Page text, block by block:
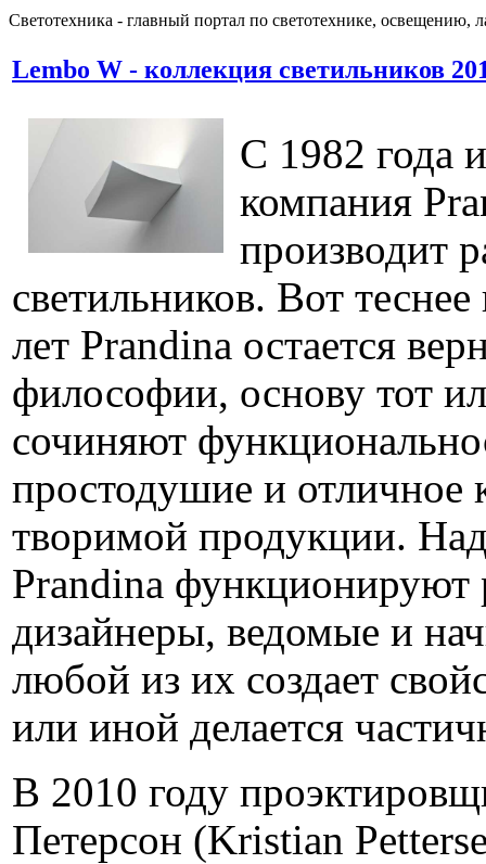
Светотехника - главный портал по светотехнике, освещению,
Lembo W - коллекция светильников
С 1982 года
компания
производит
светильников. Вот
лет Prandina остается
философии, основу тот
сочиняют
простодушие и отличное
творимой продукции.
Prandina функционируют
дизайнеры, ведомые и
любой из их создает
или иной делается
В 2010 году
Петерсон (Kristian